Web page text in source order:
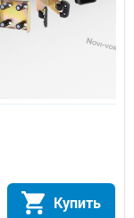
Купить